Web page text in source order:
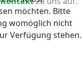
möchten. Bitte
womöglich nicht
Verfügung stehen.